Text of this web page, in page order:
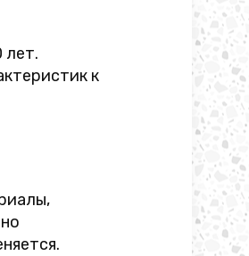
лет.
к